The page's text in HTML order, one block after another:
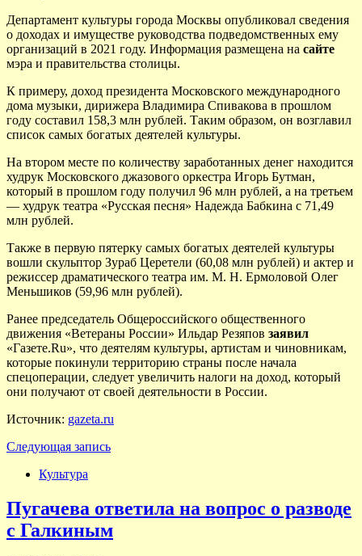
Департамент культуры города Москвы опубликовал сведения
о доходах и имуществе руководства подведомственных ему
организаций в 2021 году. Информация размещена на сайте
мэра и правительства столицы.
К примеру, доход президента Московского международного
дома музыки, дирижера Владимира Спивакова в прошлом
году составил 158,3 млн рублей. Таким образом, он возглавил
список самых богатых деятелей культуры.
На втором месте по количеству заработанных денег находится
худрук Московского джазового оркестра Игорь Бутман,
который в прошлом году получил 96 млн рублей, а на третьем
— худрук театра «Русская песня» Надежда Бабкина с 71,49
млн рублей.
Также в первую пятерку самых богатых деятелей культуры
вошли скульптор Зураб Церетели (60,08 млн рублей) и актер и
режиссер драматического театра им. М. Н. Ермоловой Олег
Меньшиков (59,96 млн рублей).
Ранее председатель Общероссийского общественного
движения «Ветераны России» Ильдар Резяпов заявил
«Газете.Ru», что деятелям культуры, артистам и чиновникам,
которые покинули территорию страны после начала
спецоперации, следует увеличить налоги на доход, который
они получают от своей деятельности в России.
Источник: gazeta.ru
Следующая запись
Культура
Пугачева ответила на вопрос о разводе
с Галкиным